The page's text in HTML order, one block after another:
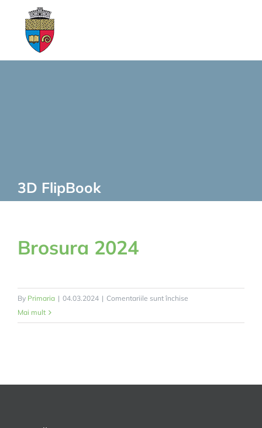
content
3D FlipBook
Brosura 2024
By Primaria | 04.03.2024 | Comentariile sunt închise
2024
Mai mult